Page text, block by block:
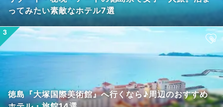
ってみたい素敵なホテル7選
徳島『大塚国際美術館』へ行くなら♪周辺のおすすめ